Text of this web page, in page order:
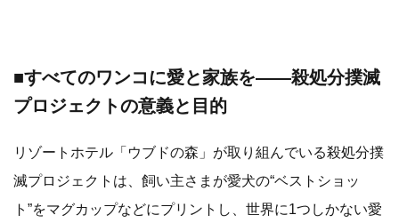
■すべてのワンコに愛と家族を――殺処分撲滅
プロジェクトの意義と目的
リゾートホテル「ウブドの森」が取り組んでいる殺処分撲
滅プロジェクトは、飼い主さまが愛犬の“ベストショッ
ト”をマグカップなどにプリントし、世界に1つしかない愛